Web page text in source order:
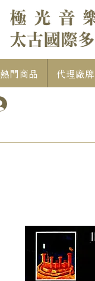
熱門商品 代理廠牌